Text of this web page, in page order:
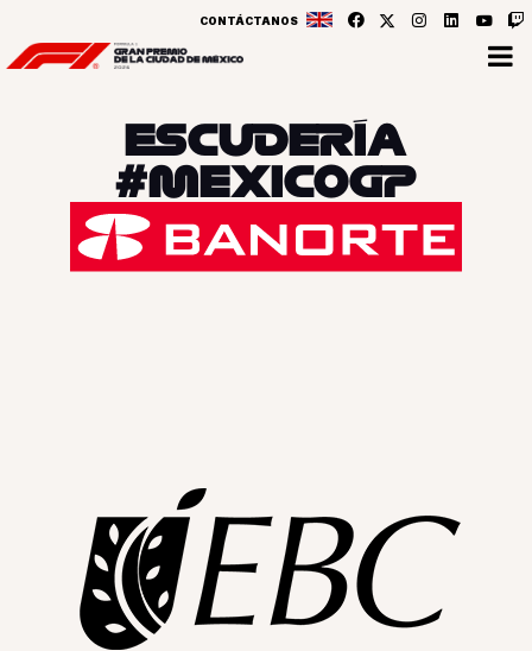
CONTÁCTANOS
ESCUDERÍA
#MEXICOGP